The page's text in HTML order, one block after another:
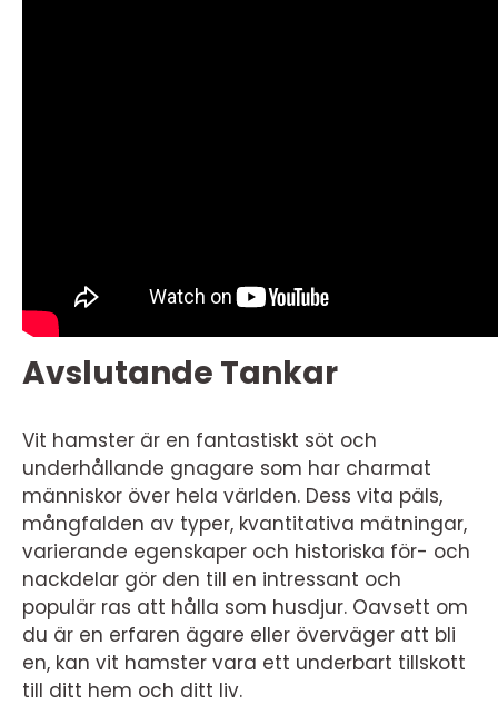
Avslutande Tankar
Vit hamster är en fantastiskt söt och
underhållande gnagare som har charmat
människor över hela världen. Dess vita päls,
mångfalden av typer, kvantitativa mätningar,
varierande egenskaper och historiska för- och
nackdelar gör den till en intressant och
populär ras att hålla som husdjur. Oavsett om
du är en erfaren ägare eller överväger att bli
en, kan vit hamster vara ett underbart tillskott
till ditt hem och ditt liv.